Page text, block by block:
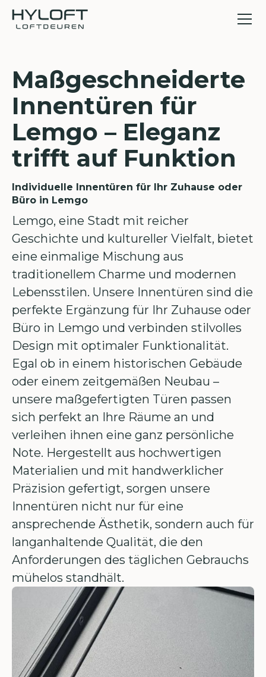
Maßgeschneiderte
Innentüren für
Lemgo – Eleganz
trifft auf Funktion
Individuelle Innentüren für Ihr Zuhause oder
Büro in Lemgo
Lemgo, eine Stadt mit reicher
Geschichte und kultureller Vielfalt, bietet
eine einmalige Mischung aus
traditionellem Charme und modernen
Lebensstilen. Unsere Innentüren sind die
perfekte Ergänzung für Ihr Zuhause oder
Büro in Lemgo und verbinden stilvolles
Design mit optimaler Funktionalität.
Egal ob in einem historischen Gebäude
oder einem zeitgemäßen Neubau –
unsere maßgefertigten Türen passen
sich perfekt an Ihre Räume an und
verleihen ihnen eine ganz persönliche
Note. Hergestellt aus hochwertigen
Materialien und mit handwerklicher
Präzision gefertigt, sorgen unsere
Innentüren nicht nur für eine
ansprechende Ästhetik, sondern auch für
langanhaltende Qualität, die den
Anforderungen des täglichen Gebrauchs
mühelos standhält.